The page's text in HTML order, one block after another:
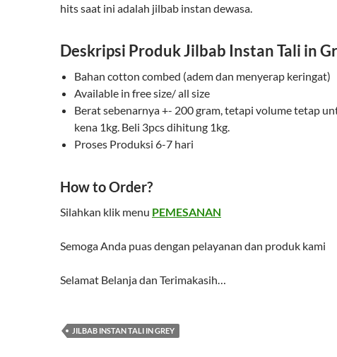
hits saat ini adalah jilbab instan dewasa.
Deskripsi Produk Jilbab Instan Tali in
Bahan cotton combed (adem dan menyerap keringat)
Available in free size/ all size
Berat sebenarnya +- 200 gram, tetapi volume tetap
kena 1kg. Beli 3pcs dihitung 1kg.
Proses Produksi 6-7 hari
How to Order?
Silahkan klik menu PEMESANAN
Semoga Anda puas dengan pelayanan dan produk kami
Selamat Belanja dan Terimakasih…
JILBAB INSTAN TALI IN GREY